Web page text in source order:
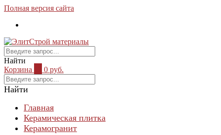
Полная версия сайта
Найти
Корзина
0 руб.
Найти
Главная
Керамическая плитка
Керамогранит